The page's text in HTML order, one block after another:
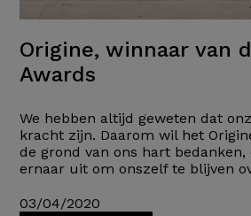
Origine, winnaar van
Awards
We hebben altijd geweten dat
kracht zijn. Daarom wil het
de grond van ons hart bedanken,
ernaar uit om onszelf te blijven
03/04/2020